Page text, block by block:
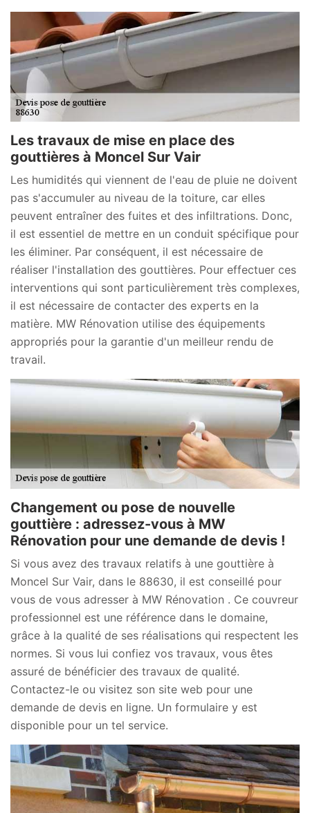
Les travaux de mise en place des
gouttières à Moncel Sur Vair
Les humidités qui viennent de l'eau de pluie ne doivent
pas s'accumuler au niveau de la toiture, car elles
peuvent entraîner des fuites et des infiltrations. Donc,
il est essentiel de mettre en un conduit spécifique pour
les éliminer. Par conséquent, il est nécessaire de
réaliser l'installation des gouttières. Pour effectuer ces
interventions qui sont particulièrement très complexes,
il est nécessaire de contacter des experts en la
matière. MW Rénovation utilise des équipements
appropriés pour la garantie d'un meilleur rendu de
travail.
Changement ou pose de nouvelle
gouttière : adressez-vous à MW
Rénovation pour une demande de devis !
Si vous avez des travaux relatifs à une gouttière à
Moncel Sur Vair, dans le 88630, il est conseillé pour
vous de vous adresser à MW Rénovation . Ce couvreur
professionnel est une référence dans le domaine,
grâce à la qualité de ses réalisations qui respectent les
normes. Si vous lui confiez vos travaux, vous êtes
assuré de bénéficier des travaux de qualité.
Contactez-le ou visitez son site web pour une
demande de devis en ligne. Un formulaire y est
disponible pour un tel service.